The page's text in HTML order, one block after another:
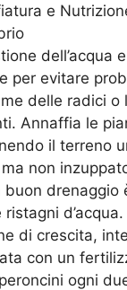
e
dell’acqua
per evitare
delle radici o
Annaffia le
il terreno
non
buon drenaggio
ristagni
di crescita,
con un
ogni